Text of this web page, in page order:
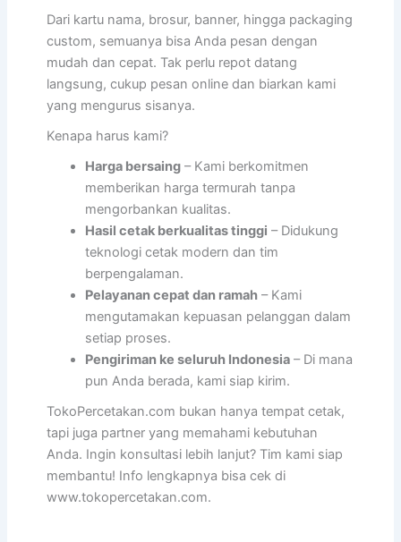
Dari kartu nama, brosur, banner, hingga packaging
custom, semuanya bisa Anda pesan dengan
mudah dan cepat. Tak perlu repot datang
langsung, cukup pesan online dan biarkan kami
yang mengurus sisanya.
Kenapa harus kami?
Harga bersaing – Kami berkomitmen
memberikan harga termurah tanpa
mengorbankan kualitas.
Hasil cetak berkualitas tinggi – Didukung
teknologi cetak modern dan tim
berpengalaman.
Pelayanan cepat dan ramah – Kami
mengutamakan kepuasan pelanggan dalam
setiap proses.
Pengiriman ke seluruh Indonesia – Di mana
pun Anda berada, kami siap kirim.
TokoPercetakan.com bukan hanya tempat cetak,
tapi juga partner yang memahami kebutuhan
Anda. Ingin konsultasi lebih lanjut? Tim kami siap
membantu! Info lengkapnya bisa cek di
www.tokopercetakan.com.